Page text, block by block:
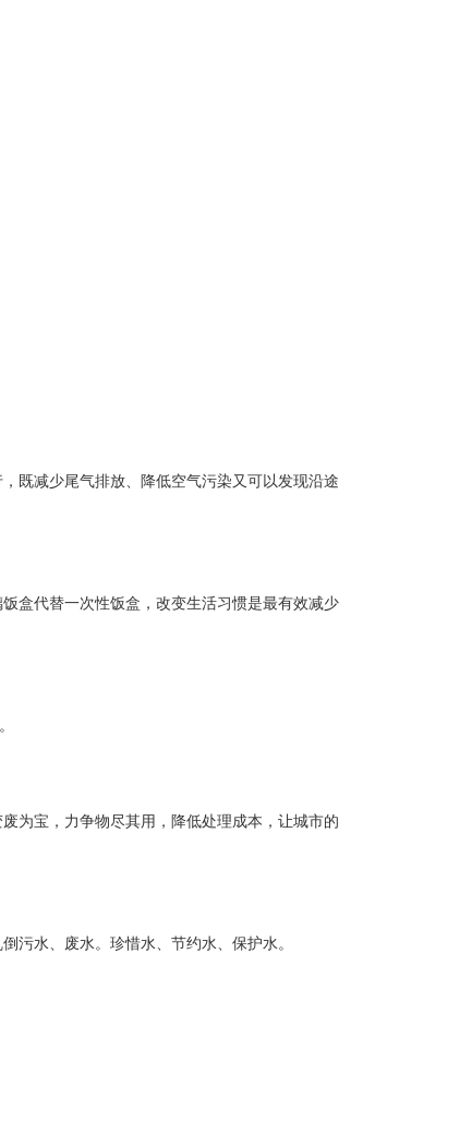
既减少尾气排放、降低空气污染又可以发现沿途
盒代替一次性饭盒，改变生活习惯是最有效减少
为宝，力争物尽其用，降低处理成本，让城市的
污水、废水。珍惜水、节约水、保护水。